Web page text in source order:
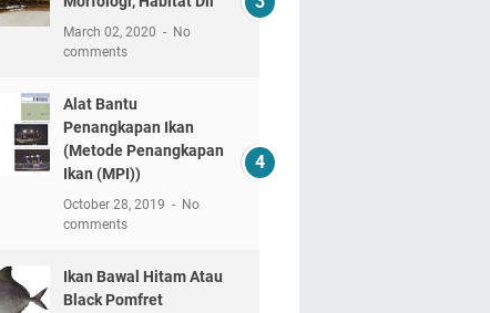
March 02, 2020
No
comments
Alat Bantu
Penangkapan Ikan
(Metode Penangkapan
Ikan (MPI))
October 28, 2019
No
comments
Ikan Bawal Hitam Atau
Black Pomfret